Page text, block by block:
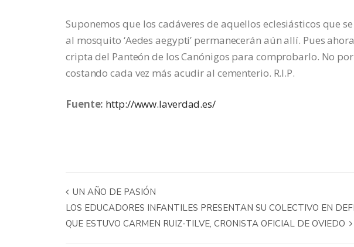
Suponemos que los cadáveres de aquellos eclesiásticos que
al mosquito ‘Aedes aegypti’ permanecerán aún allí. Pues
cripta del Panteón de los Canónigos para comprobarlo. No
costando cada vez más acudir al cementerio. R.I.P.
Fuente: http://www.laverdad.es/
UN AÑO DE PASIÓN
LOS EDUCADORES INFANTILES PRESENTAN SU COLECTIVO EN
QUE ESTUVO CARMEN RUIZ-TILVE, CRONISTA OFICIAL DE OVIEDO